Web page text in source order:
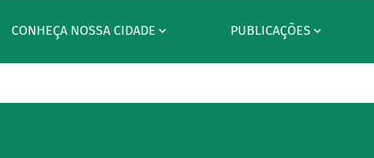
CONHEÇA NOSSA CIDADE PUBLICAÇÕES